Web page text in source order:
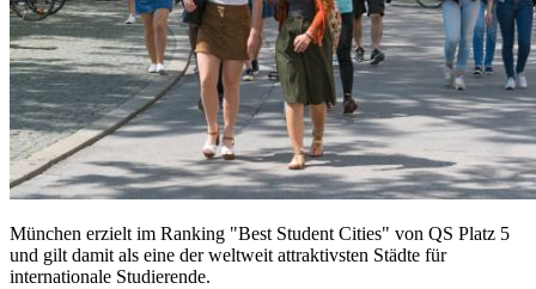
München erzielt im Ranking "Best Student Cities" von QS Platz 5
und gilt damit als eine der weltweit attraktivsten Städte für
internationale Studierende.